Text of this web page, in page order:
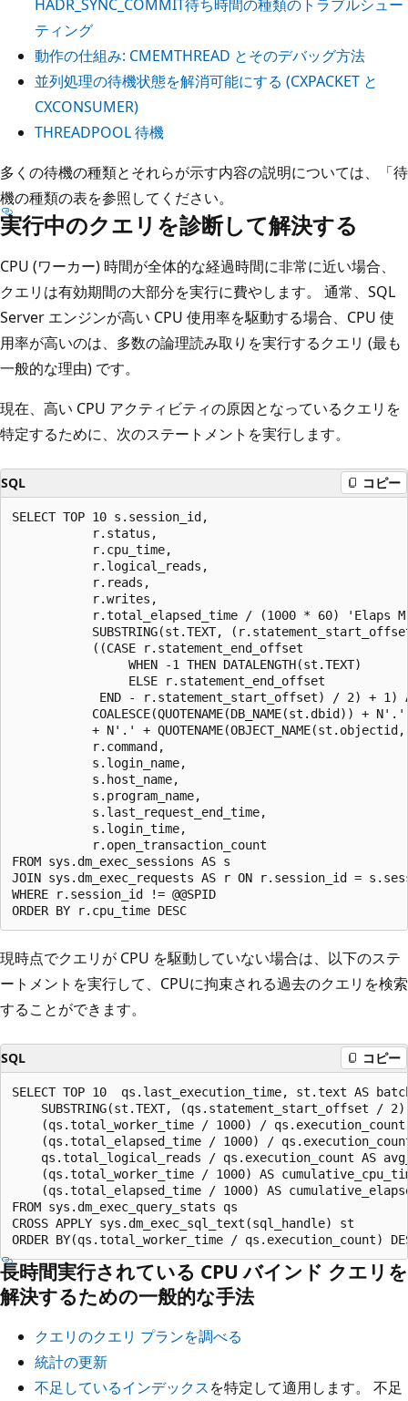
HADR_SYNC_COMMIT待ち時間の種類のトラブルシュー
ティング
動作の仕組み: CMEMTHREAD とそのデバッグ方法
並列処理の待機状態を解消可能にする (CXPACKET と
CXCONSUMER)
THREADPOOL 待機
多くの待機の種類とそれらが示す内容の説明については、「待
機の種類の表を参照してください。
実行中のクエリを診断して解決する
CPU (ワーカー) 時間が全体的な経過時間に非常に近い場合、
クエリは有効期間の大部分を実行に費やします。 通常、SQL
Server エンジンが高い CPU 使用率を駆動する場合、CPU 使
用率が高いのは、多数の論理読み取りを実行するクエリ (最も
一般的な理由) です。
現在、高い CPU アクティビティの原因となっているクエリを
特定するために、次のステートメントを実行します。
SQL コピー
SELECT TOP 10 s.session_id,
           r.status,
           r.cpu_time,
           r.logical_reads,
           r.reads,
           r.writes,
r.total_elapsed_time / (1000 * 60) 'Elaps
SUBSTRING(st.TEXT,
           ((CASE r.statement_end_offset
                WHEN -1 THEN DATALENGTH(st.TEXT)
                ELSE r.statement_end_offset
END - r.statement_start_offset) / 2) + 1)
COALESCE(QUOTENAME(DB_NAME(st.dbid)) +
+ N'.' +
           r.command,
           s.login_name,
           s.host_name,
           s.program_name,
           s.last_request_end_time,
           s.login_time,
           r.open_transaction_count
FROM sys.dm_exec_sessions AS s
JOIN sys.dm_exec_requests AS r ON r.session_id =
WHERE r.session_id != @@SPID
現時点でクエリが CPU を駆動していない場合は、以下のステ
ートメントを実行して、CPUに拘束される過去のクエリを検索
することができます。
SQL コピー
SELECT TOP 10  qs.last_execution_time, st.text AS
SUBSTRING(st.TEXT, (qs.statement_start_offset /
(qs.total_worker_time / 1000) /
(qs.total_elapsed_time / 1000) /
qs.total_logical_reads / qs.execution_count AS
(qs.total_worker_time / 1000) AS
(qs.total_elapsed_time / 1000) AS
FROM sys.dm_exec_query_stats qs
CROSS APPLY sys.dm_exec_sql_text(sql_handle) st
長時間実行されている CPU バインド クエリを
解決するための一般的な手法
クエリのクエリ プランを調べる
統計の更新
不足しているインデックスを特定して適用します。 不足